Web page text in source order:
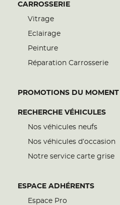
CARROSSERIE
Vitrage
Eclairage
Peinture
Réparation Carrosserie
PROMOTIONS DU MOMENT
RECHERCHE VÉHICULES
Nos véhicules neufs
Nos véhicules d’occasion
Notre service carte grise
ESPACE ADHÉRENTS
Espace Pro